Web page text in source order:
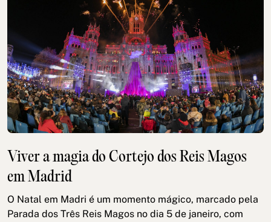
Viver a magia do Cortejo dos Reis Magos
em Madrid
O Natal em Madri é um momento mágico, marcado pela
Parada dos Três Reis Magos no dia 5 de janeiro, com